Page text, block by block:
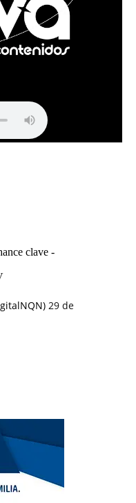
clave -
29 de